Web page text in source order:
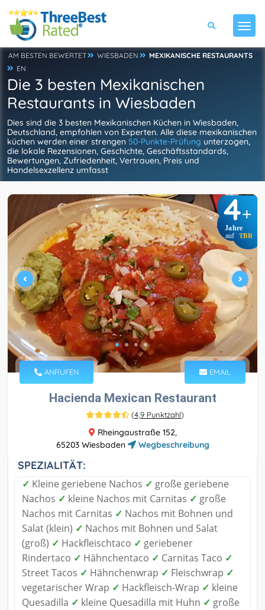
AM BESTEN BEWERTET WIESBADEN
MEXIKANISCHE RESTAURANTS
EN
Die 3 besten Mexikanischen
Restaurants in Wiesbaden
Dies sind die 3 besten Mexikanischen Küchen in Wiesbaden,
Deutschland, empfohlen von Experten. Alle diese mexikanischen
küchen werden einer strengen 50-Punkte-Prüfung unterzogen,
die lokale Rezensionen, Geschichte, Geschäftsstandards,
Bewertungen, Zufriedenheit, Vertrauen, Preis und
Handelsexzellenz umfasst
4+
Jahre
auf TBR
ANRUFEN EMAIL
Hacienda Mexican Restaurant
(4,9 Punktzahl)
Rheingaustraße 152,
65203 Wiesbaden
Wegbeschreibung
SPEZIALITÄT:
✓ Kleine geriebene Nachos ✓ große geriebene
Nachos ✓ kleine Nachos mit Carnitas ✓ große
Nachos mit Carnitas ✓ Nachos mit Bohnen und
Salat (klein) ✓ Nachos mit Bohnen und Salat
(groß) ✓ Hackfleischtaco ✓ geriebener
Rindertaco ✓ Hähnchentaco ✓ Carnitas Taco ✓
Street Tacos ✓ Hähnchenwrap ✓ Fleischwrap ✓
vegetarischer Wrap ✓ Hackfleisch-Wrap ✓ kleine
Quesadilla ✓ kleine Quesadilla mit Huhn ✓ große